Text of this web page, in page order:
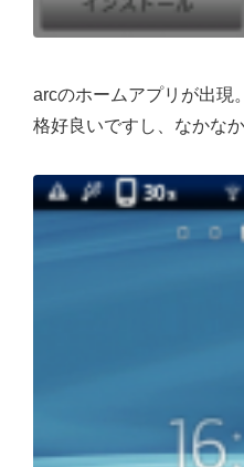
arcのホームアプリが出現。
格好良いですし、なかな